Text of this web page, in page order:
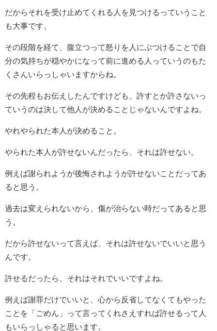
だからそれを受け止めてくれる人を見つけるっていうこと
も大事です。
その段階を経て、腹立つって怒りを人にぶつけることで自
分の気持ちが穏やかになって前に進める人っていうのもた
くさんいらっしゃいますからね。
その先程もお伝えしたんですけども、許すとか許さないっ
ていうのは決して他人が決めることじゃないんですよね。
やれやられた本人が決めること。
やられた本人が許せないんだったら、それは許せない。
例えば謝られようが後悔されようが許せないことだってあ
ると思う。
過去は変えられないから、傷が治らない時だってあると思
う。
だから許せないって言えば、それは許せないでいいと思う
んです。
許せるだったら、それはそれでいいですよね。
例えば謝罪だけでいいと、心から反省してなくてもやった
ことを「ごめん」って言ってくれさえすれば許せるって人
もいらっしゃると思います。